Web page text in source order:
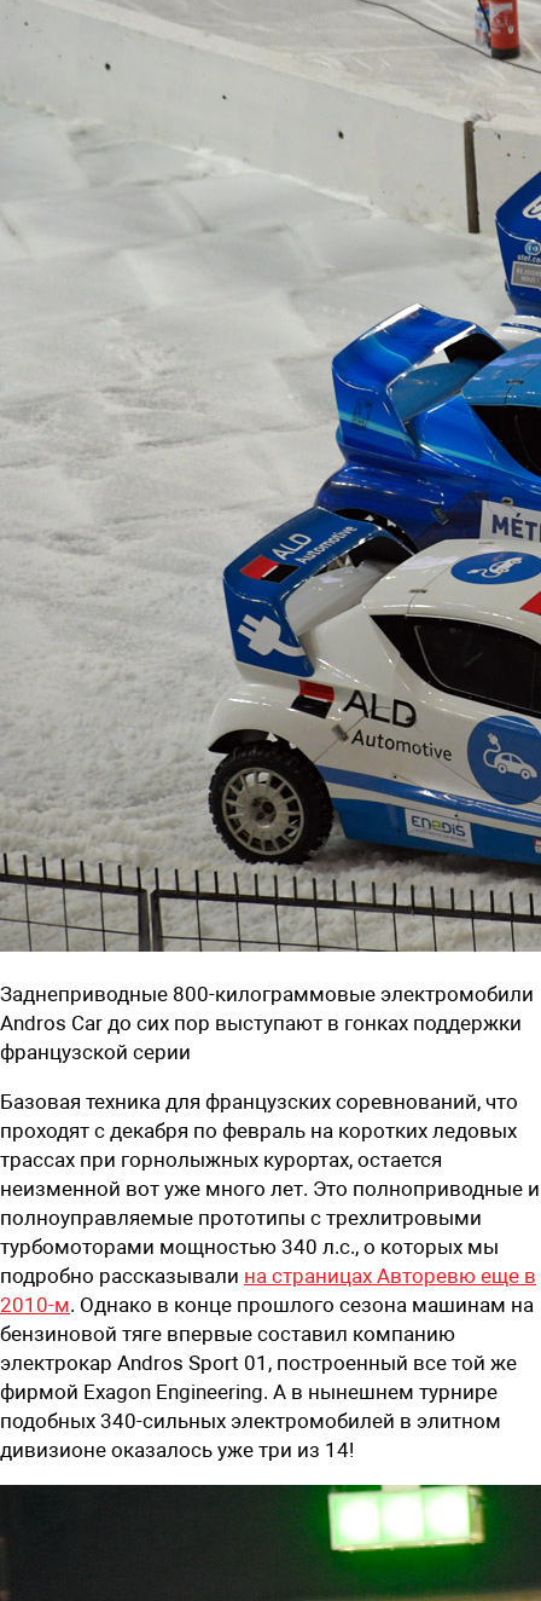
Заднеприводные 800-килограммовые электромобили
Andros Car до сих пор выступают в гонках поддержки
французской серии
Базовая техника для французских соревнований, что
проходят с декабря по февраль на коротких ледовых
трассах при горнолыжных курортах, остается
неизменной вот уже много лет. Это полноприводные и
полноуправляемые прототипы с трехлитровыми
турбомоторами мощностью 340 л.с., о которых мы
подробно рассказывали на страницах Авторевю еще в
2010-м. Однако в конце прошлого сезона машинам на
бензиновой тяге впервые составил компанию
электрокар Andros Sport 01, построенный все той же
фирмой Exagon Engineering. А в нынешнем турнире
подобных 340-сильных электромобилей в элитном
дивизионе оказалось уже три из 14!